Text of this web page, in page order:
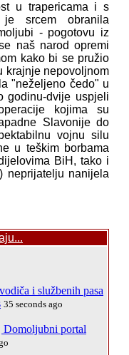
u trapericama i s
srcem obranila
- pogotovu iz
naš narod opremi
kako bi se pružio
krajnje nepovoljnom
"neželjeno čedo" u
godinu-dvije uspjeli
kojima su
Slavonije do
vojnu silu
u teškim borbama
BiH, tako i
) neprijatelju nanijela
i službenih pasa
35 seconds ago
portal